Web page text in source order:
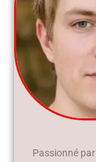
Passionné